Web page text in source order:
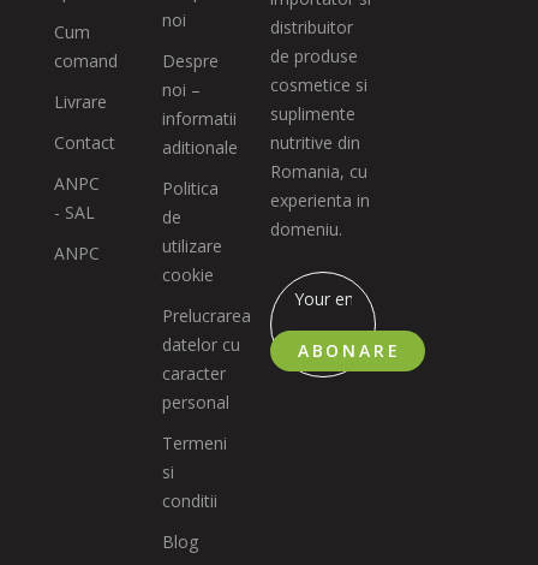
Cum
comand
Livrare
Contact
ANPC
- SAL
ANPC
noi
Despre
noi –
informatii
aditionale
Politica
de
utilizare
cookie
Prelucrarea
datelor cu
caracter
personal
Termeni
si
conditii
Blog
distribuitor
de produse
cosmetice si
suplimente
nutritive din
Romania, cu
experienta in
domeniu.
ABONARE